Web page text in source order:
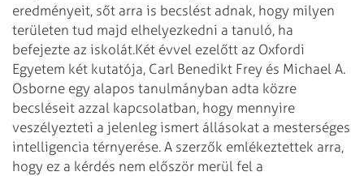
eredményeit, sőt arra is becslést adnak, hogy milyen
területen tud majd elhelyezkedni a tanuló, ha
befejezte az iskolát.Két évvel ezelőtt az Oxfordi
Egyetem két kutatója, Carl Benedikt Frey és Michael A.
Osborne egy alapos tanulmányban adta közre
becsléseit azzal kapcsolatban, hogy mennyire
veszélyezteti a jelenleg ismert állásokat a mesterséges
intelligencia térnyerése. A szerzők emlékeztettek arra,
hogy ez a kérdés nem először merül fel a